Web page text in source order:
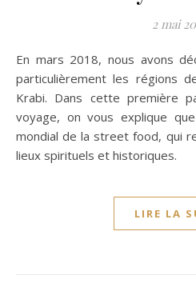
2 mai
En mars 2018, nous avons découvert la Thaïlande, plus
particulièrement les régions
Krabi. Dans cette première
voyage, on vous explique
mondial de la street food, qui
lieux spirituels et historiques.
LIRE LA